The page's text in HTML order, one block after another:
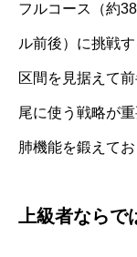
フルコース（約
ル前後）に挑戦
区間を見据えて
尾に使う戦略が
肺機能を鍛えてお
上級者ならで